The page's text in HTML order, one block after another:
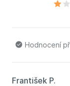
Hodnocení
František P.